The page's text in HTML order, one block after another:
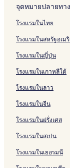
จุดหมายปลายทา
โรงแรมในไทย
โรงแรมในสหรัฐอเม
โรงแรมในญี่ปุ่น
โรงแรมในเกาหลีใต้
โรงแรมในลาว
โรงแรมในจีน
โรงแรมในฝรั่งเศส
โรงแรมในสเปน
โรงแรมในเยอรมนี